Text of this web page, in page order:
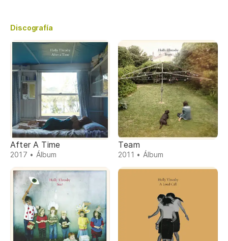
Discografía
After A Time
2017 • Álbum
Team
2011 • Álbum